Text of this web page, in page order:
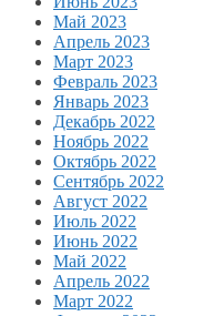
Май 2023
Апрель 2023
Март 2023
Февраль 2023
Январь 2023
Декабрь 2022
Ноябрь 2022
Октябрь 2022
Сентябрь 2022
Август 2022
Июль 2022
Июнь 2022
Май 2022
Апрель 2022
Март 2022